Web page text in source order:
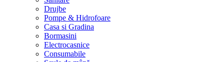
Drujbe
Pompe & Hidrofoare
Casa si Gradina
Bormasini
Electrocasnice
Consumabile